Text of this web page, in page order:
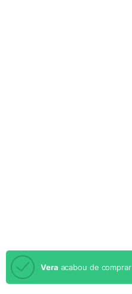
Vera acabou de comprar